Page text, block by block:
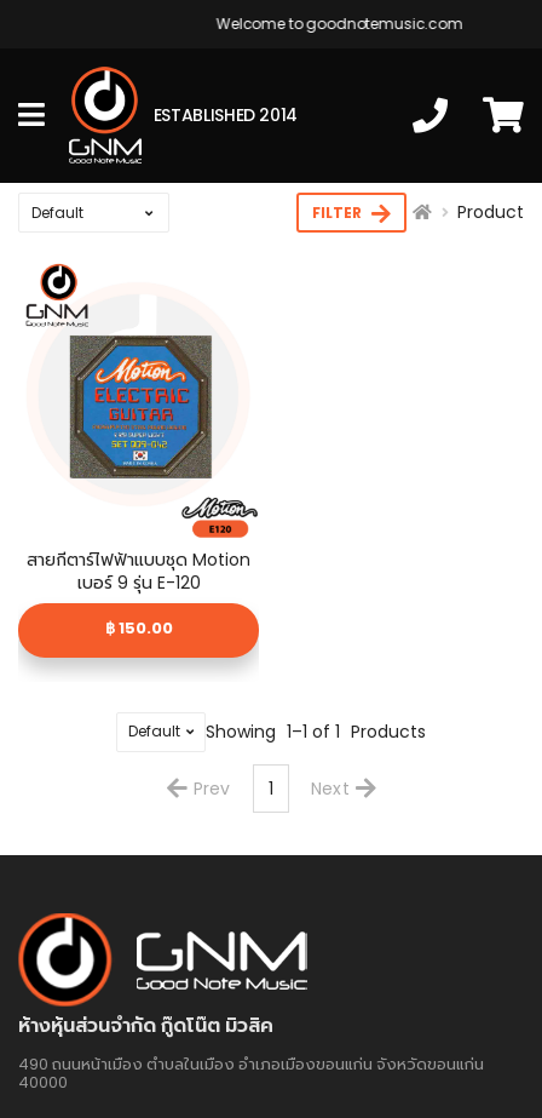
Welcome to goodnotemusic.com
ESTABLISHED 2014
FILTER Product
สายกีตาร์ไฟฟ้าแบบชุด Motion
เบอร์ 9 รุ่น E-120
฿ 150.00
Showing 1–1 of 1 Products
Prev 1 Next
ห้างหุ้นส่วนจำกัด กู๊ดโน๊ต มิวสิค
490 ถนนหน้าเมือง ตำบลในเมือง อำเภอเมืองขอนแก่น จังหวัดขอนแก่น
40000